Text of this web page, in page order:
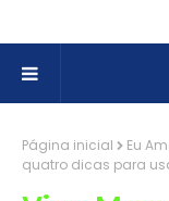
Página inicial Eu
quatro dicas para